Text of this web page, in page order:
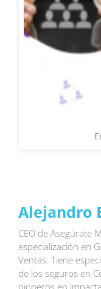
Alejandro
CEO de Asegúrate
especialización en
Ventas. Tiene
de los seguros en